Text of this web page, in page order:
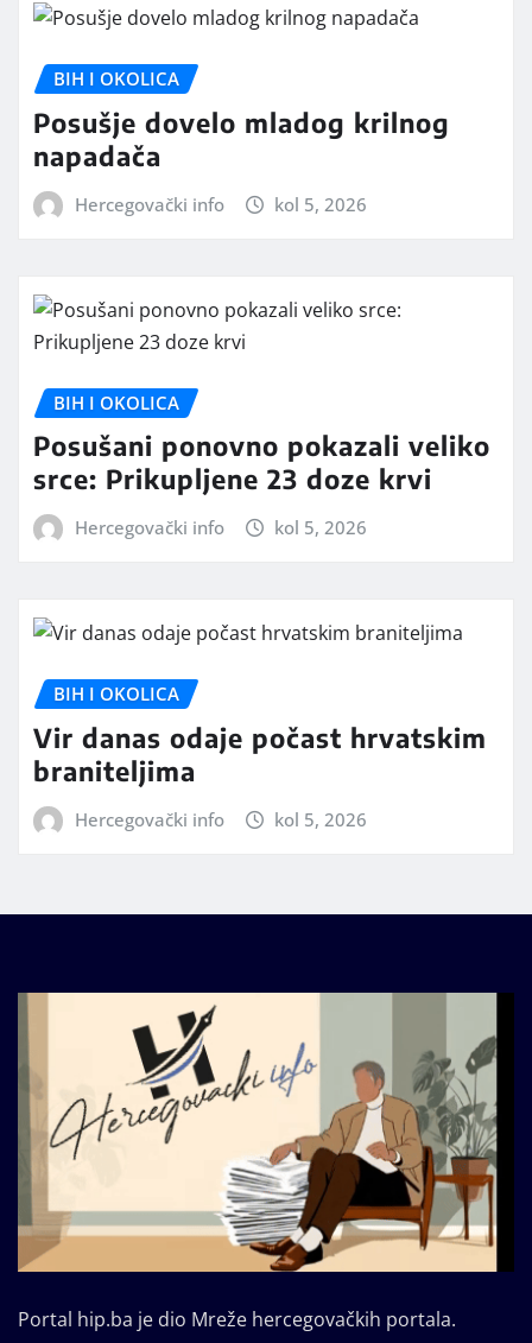
BIH I OKOLICA
Posušje dovelo mladog krilnog
napadača
Hercegovački info kol 5, 2026
BIH I OKOLICA
Posušani ponovno pokazali veliko
srce: Prikupljene 23 doze krvi
Hercegovački info kol 5, 2026
BIH I OKOLICA
Vir danas odaje počast hrvatskim
braniteljima
Hercegovački info kol 5, 2026
Portal hip.ba je dio Mreže hercegovačkih portala.